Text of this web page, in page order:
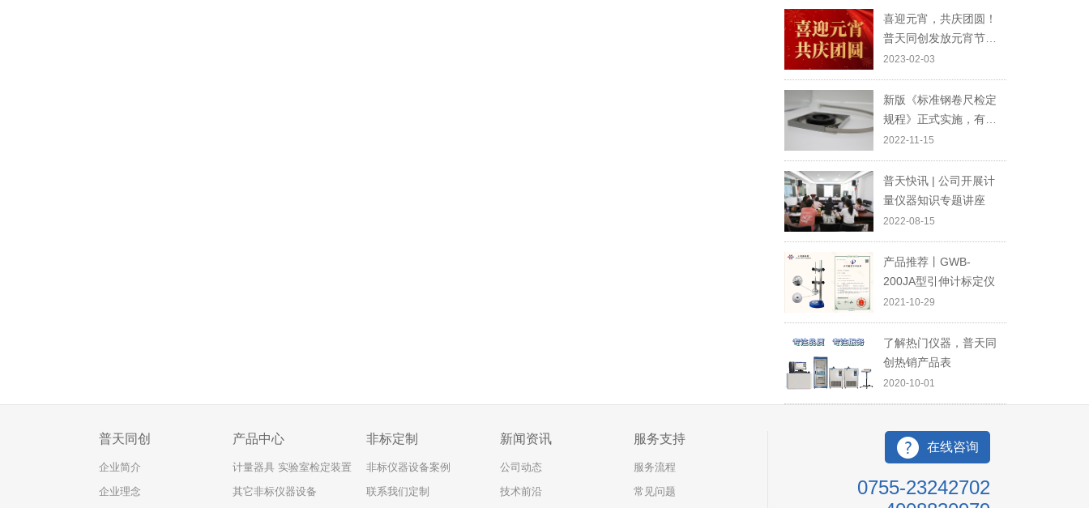
喜迎元宵，共庆团圆！
普天同创发放元宵节福
利
2023-02-03
新版《标准钢卷尺检定
规程》正式实施，有这
些变化你知道吗？
2022-11-15
普天快讯 | 公司开展计
量仪器知识专题讲座
2022-08-15
产品推荐丨GWB-
200JA型引伸计标定仪
2021-10-29
了解热门仪器，普天同
创热销产品表
2020-10-01
普天同创
企业简介
企业理念
产品中心
计量器具 实验室检定装置
其它非标仪器设备
非标定制
非标仪器设备案例
联系我们定制
新闻资讯
公司动态
技术前沿
服务支持
服务流程
常见问题
在线咨询
0755-23242702